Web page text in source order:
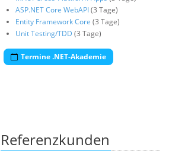
ASP.NET Core WebAPI(3 Tage)
Entity Framework Core (3 Tage)
Unit Testing/TDD (3 Tage)
Termine .NET-Akademie
Referenzkunden